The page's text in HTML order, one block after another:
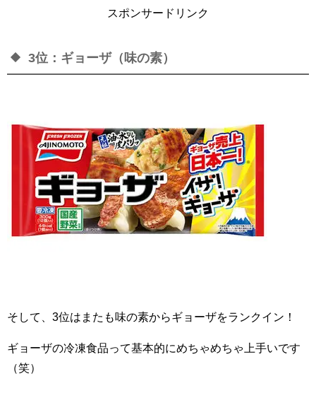
スポンサードリンク
3位：ギョーザ（味の素）
そして、3位はまたも味の素からギョーザをランクイン！
ギョーザの冷凍食品って基本的にめちゃめちゃ上手いです
（笑）